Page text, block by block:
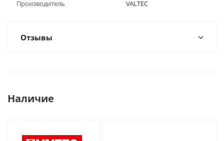
Производитель VALTEC
Отзывы
Наличие